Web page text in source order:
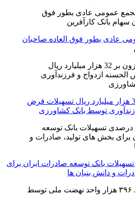
عادی بطور فوق العاده صاحبان
پرداخت افزون بر 32 هزار میلیارد ریال تسهیلات قرض
توسط بانک کشاورزی
درصدی تسهیلات بانک توسعه صادرات ایران برای
و دانش بنیان ها